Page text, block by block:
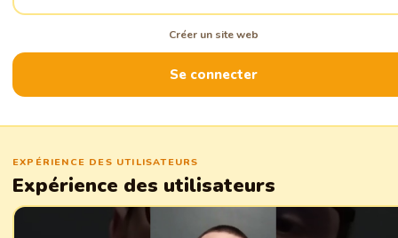
Créer un site web
Se connecter
EXPÉRIENCE DES UTILISATEURS
Expérience des utilisateurs